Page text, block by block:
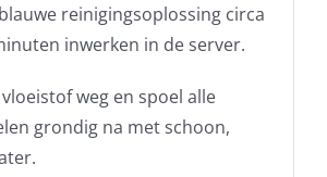
reinigingsoplossing circa
inwerken in de server.
weg en spoel alle
grondig na met schoon,